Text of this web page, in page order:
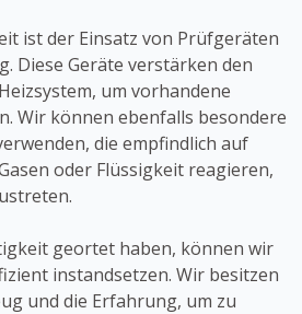
ist der Einsatz von Prüfgeräten
Diese Geräte verstärken den
um vorhandene
Wir können ebenfalls besondere
die empfindlich auf
oder Flüssigkeit reagieren,
geortet haben, können wir
instandsetzen. Wir besitzen
und die Erfahrung, um zu